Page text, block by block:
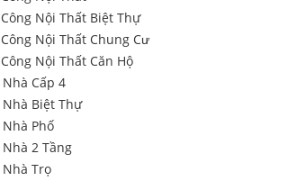
Nội Thất Biệt Thự
Nội Thất Chung Cư
Nội Thất Căn Hộ
Nhà Cấp 4
Nhà Biệt Thự
Nhà Phố
Nhà 2 Tầng
Nhà Trọ